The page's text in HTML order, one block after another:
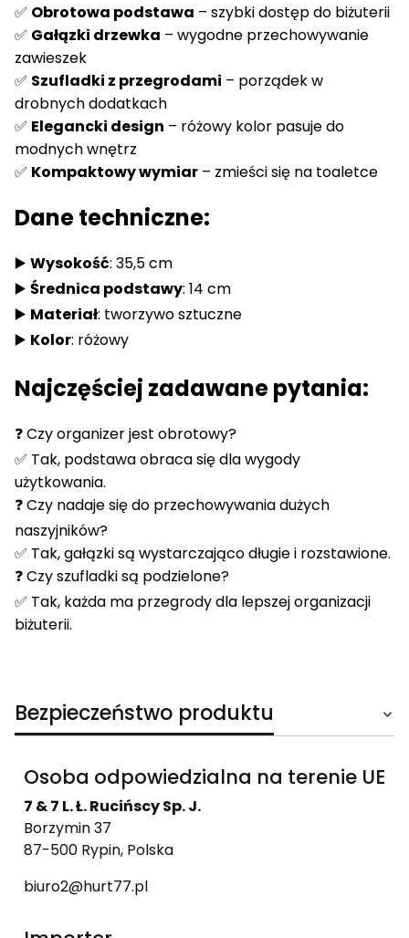
✅ Obrotowa podstawa – szybki dostęp do biżuterii
✅ Gałązki drzewka – wygodne przechowywanie
zawieszek
✅ Szufladki z przegrodami – porządek w
drobnych dodatkach
✅ Elegancki design – różowy kolor pasuje do
modnych wnętrz
✅ Kompaktowy wymiar – zmieści się na toaletce
Dane techniczne:
▶️ Wysokość: 35,5 cm
▶️ Średnica podstawy: 14 cm
▶️ Materiał: tworzywo sztuczne
▶️ Kolor: różowy
Najczęściej zadawane pytania:
❓ Czy organizer jest obrotowy?
✅ Tak, podstawa obraca się dla wygody
użytkowania.
❓ Czy nadaje się do przechowywania dużych
naszyjników?
✅ Tak, gałązki są wystarczająco długie i rozstawione.
❓ Czy szufladki są podzielone?
✅ Tak, każda ma przegrody dla lepszej organizacji
biżuterii.
Bezpieczeństwo produktu
Osoba odpowiedzialna na terenie UE
7 & 7 L. Ł. Rucińscy Sp. J.
Borzymin 37
87-500 Rypin, Polska
biuro2@hurt77.pl